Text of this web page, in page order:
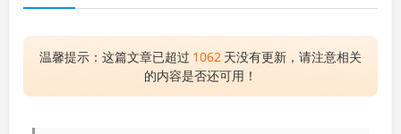
温馨提示：这篇文章已超过 1062 天没有更新，请注意相关
的内容是否还可用！